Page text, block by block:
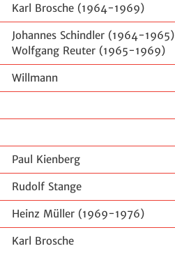
Karl Brosche (1964-1969)
Johannes Schindler (1964-1965)
Wolfgang Reuter (1965-1969)
Willmann
Paul Kienberg
Rudolf Stange
Heinz Müller (1969-1976)
Karl Brosche